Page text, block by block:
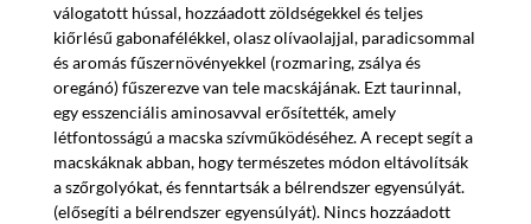
válogatott hússal, hozzáadott zöldségekkel és teljes
kiőrlésű gabonafélékkel, olasz olívaolajjal, paradicsommal
és aromás fűszernövényekkel (rozmaring, zsálya és
oregánó) fűszerezve van tele macskájának. Ezt taurinnal,
egy esszenciális aminosavval erősítették, amely
létfontosságú a macska szívműködéséhez. A recept segít a
macskáknak abban, hogy természetes módon eltávolítsák
a szőrgolyókat, és fenntartsák a bélrendszer egyensúlyát.
(elősegíti a bélrendszer egyensúlyát). Nincs hozzáadott